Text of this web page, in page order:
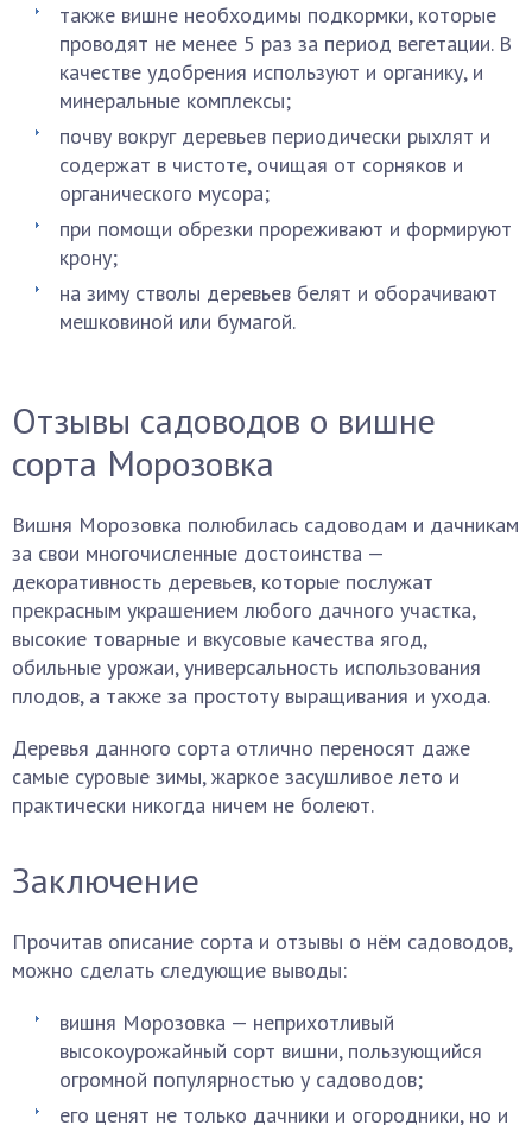
также вишне необходимы подкормки, которые
проводят не менее 5 раз за период вегетации. В
качестве удобрения используют и органику, и
минеральные комплексы;
почву вокруг деревьев периодически рыхлят и
содержат в чистоте, очищая от сорняков и
органического мусора;
при помощи обрезки прореживают и формируют
крону;
на зиму стволы деревьев белят и оборачивают
мешковиной или бумагой.
Отзывы садоводов о вишне
сорта Морозовка
Вишня Морозовка полюбилась садоводам и дачникам
за свои многочисленные достоинства —
декоративность деревьев, которые послужат
прекрасным украшением любого дачного участка,
высокие товарные и вкусовые качества ягод,
обильные урожаи, универсальность использования
плодов, а также за простоту выращивания и ухода.
Деревья данного сорта отлично переносят даже
самые суровые зимы, жаркое засушливое лето и
практически никогда ничем не болеют.
Заключение
Прочитав описание сорта и отзывы о нём садоводов,
можно сделать следующие выводы:
вишня Морозовка — неприхотливый
высокоурожайный сорт вишни, пользующийся
огромной популярностью у садоводов;
его ценят не только дачники и огородники, но и